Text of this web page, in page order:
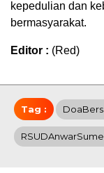
kepedulian dan
bermasyarakat.
Editor : (Red)
Tag :